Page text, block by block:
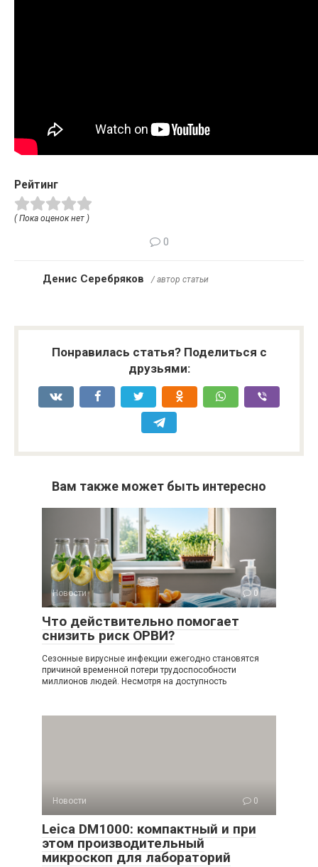
Рейтинг
( Пока оценок нет )
0
Денис Серебряков / автор статьи
Понравилась статья? Поделиться с
друзьями:
Вам также может быть интересно
Новости 0
Что действительно помогает
снизить риск ОРВИ?
Сезонные вирусные инфекции ежегодно становятся
причиной временной потери трудоспособности
миллионов людей. Несмотря на доступность
Новости 0
Leica DM1000: компактный и при
этом производительный
микроскоп для лабораторий